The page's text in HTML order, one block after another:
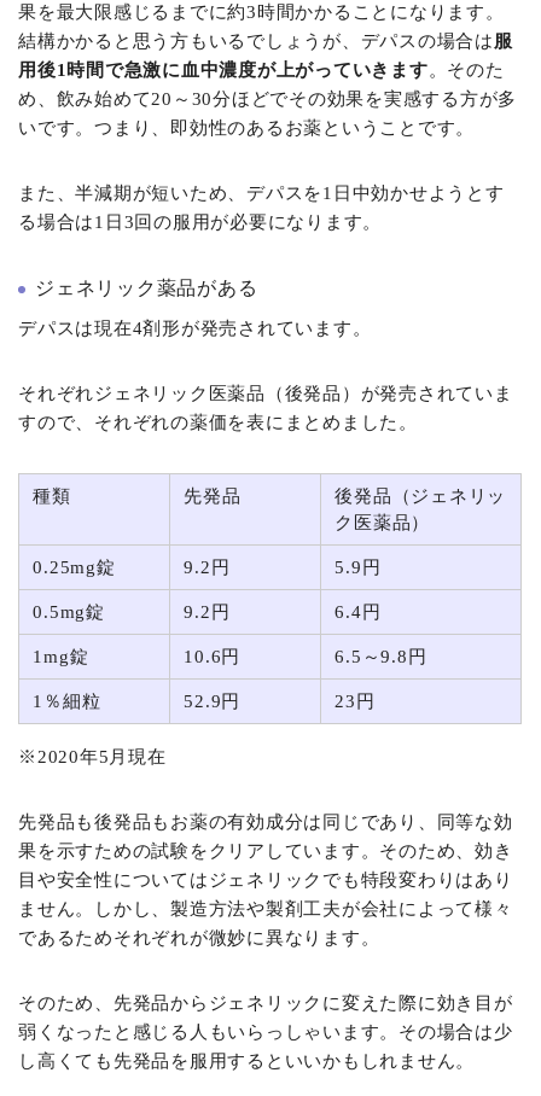
果を最大限感じるまでに約3時間かかることになります。
結構かかると思う方もいるでしょうが、デパスの場合は服
用後1時間で急激に血中濃度が上がっていきます。そのた
め、飲み始めて20～30分ほどでその効果を実感する方が多
いです。つまり、即効性のあるお薬ということです。
また、半減期が短いため、デパスを1日中効かせようとす
る場合は1日3回の服用が必要になります。
ジェネリック薬品がある
デパスは現在4剤形が発売されています。
それぞれジェネリック医薬品（後発品）が発売されていま
すので、それぞれの薬価を表にまとめました。
種類 先発品
後発品（ジェネリッ
ク医薬品）
0.25mg錠 9.2円 5.9円
0.5mg錠 9.2円 6.4円
1mg錠 10.6円 6.5～9.8円
1％細粒 52.9円 23円
※2020年5月現在
先発品も後発品もお薬の有効成分は同じであり、同等な効
果を示すための試験をクリアしています。そのため、効き
目や安全性についてはジェネリックでも特段変わりはあり
ません。しかし、製造方法や製剤工夫が会社によって様々
であるためそれぞれが微妙に異なります。
そのため、先発品からジェネリックに変えた際に効き目が
弱くなったと感じる人もいらっしゃいます。その場合は少
し高くても先発品を服用するといいかもしれません。